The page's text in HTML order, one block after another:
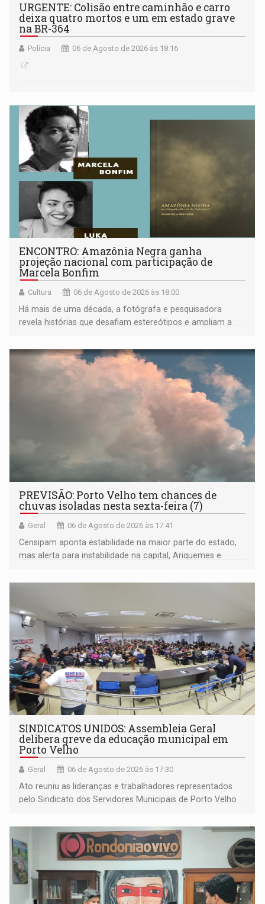
URGENTE: Colisão entre caminhão e carro
deixa quatro mortos e um em estado grave
na BR-364
Polícia 06 de Agosto de 2026 às 18:16
ENCONTRO: Amazônia Negra ganha
projeção nacional com participação de
Marcela Bonfim
Cultura 06 de Agosto de 2026 às 18:00
Há mais de uma década, a fotógrafa e pesquisadora
revela histórias que desafiam estereótipos e ampliam a
negras
PREVISÃO: Porto Velho tem chances de
chuvas isoladas nesta sexta-feira (7)
Geral 06 de Agosto de 2026 às 17:41
Censipam aponta estabilidade na maior parte do estado,
mas alerta para instabilidade na capital, Ariquemes e
SINDICATOS UNIDOS: Assembleia Geral
delibera greve da educação municipal em
Porto Velho
Geral 06 de Agosto de 2026 às 17:30
Ato reuniu as lideranças e trabalhadores representados
pelo Sindicato dos Servidores Municipais de Porto Velho